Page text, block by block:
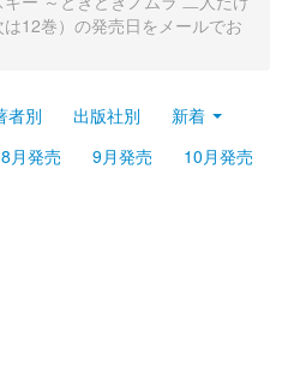
12巻）の発売日をメールでお
者別 出版社別
新着
8月発売 9月発売 10月発売